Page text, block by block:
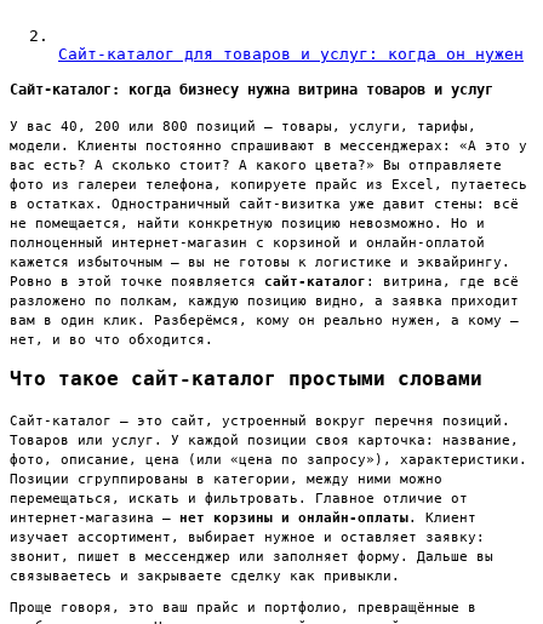
Сайт-каталог для товаров и услуг: когда он нужен
Сайт-каталог: когда бизнесу нужна витрина товаров и услуг
У вас 40, 200 или 800 позиций — товары, услуги, тарифы,
модели. Клиенты постоянно спрашивают в мессенджерах: «А это у
вас есть? А сколько стоит? А какого цвета?» Вы отправляете
фото из галереи телефона, копируете прайс из Excel, путаетесь
в остатках. Одностраничный сайт-визитка уже давит стены: всё
не помещается, найти конкретную позицию невозможно. Но и
полноценный интернет-магазин с корзиной и онлайн-оплатой
кажется избыточным — вы не готовы к логистике и эквайрингу.
Ровно в этой точке появляется сайт-каталог : витрина, где всё
разложено по полкам, каждую позицию видно, а заявка приходит
вам в один клик. Разберёмся, кому он реально нужен, а кому —
нет, и во что обходится.
Что такое сайт-каталог простыми словами
Сайт-каталог — это сайт, устроенный вокруг перечня позиций.
Товаров или услуг. У каждой позиции своя карточка: название,
фото, описание, цена (или «цена по запросу»), характеристики.
Позиции сгруппированы в категории, между ними можно
перемещаться, искать и фильтровать. Главное отличие от
интернет-магазина — нет корзины и онлайн-оплаты. Клиент
изучает ассортимент, выбирает нужное и оставляет заявку:
звонит, пишет в мессенджер или заполняет форму. Дальше вы
связываетесь и закрываете сделку как привыкли.
Проще говоря, это ваш прайс и портфолио, превращённые в